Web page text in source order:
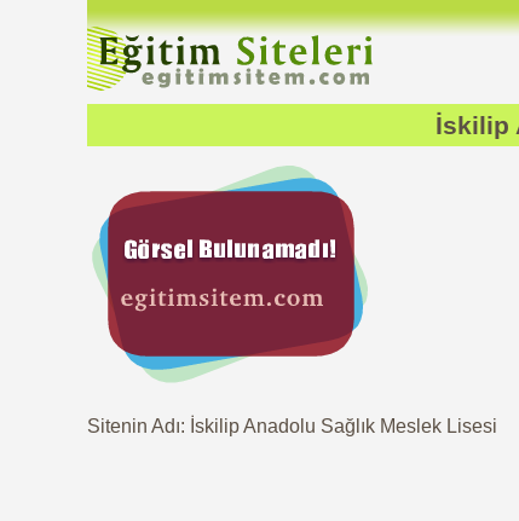
İskilip
Sitenin Adı: İskilip Anadolu Sağlık Meslek Lisesi